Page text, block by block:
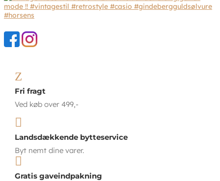
Z
Fri fragt
Ved køb over 499,-

Landsdækkende bytteservice
Byt nemt dine varer.

Gratis gaveindpakning